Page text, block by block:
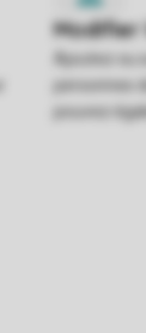
Ajoutez ou
personnes
pouvez